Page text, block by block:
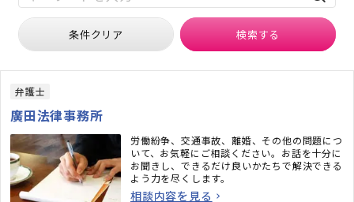
条件クリア 検索する
弁護士
廣田法律事務所
労働紛争、交通事故、離婚、その他の問題につ
いて、お気軽にご相談ください。お話を十分に
お聞きし、できるだけ良いかたちで解決できる
よう力を尽くします。
相談内容を見る